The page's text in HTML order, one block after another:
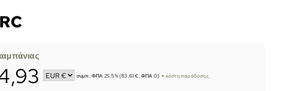
συμπ. ΦΠΑ 25.5% (83.61 €, ΦΠΑ 0) + κόστη παράδοσης